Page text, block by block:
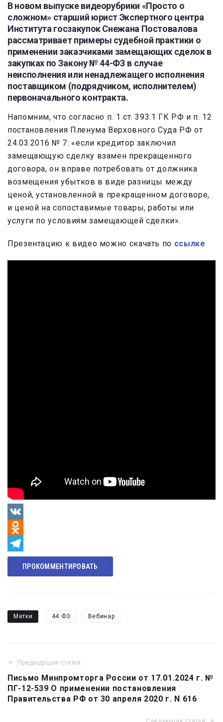
В новом выпуске видеорубрики «Просто о
сложном» старший юрист Экспертного центра
Института госзакупок Снежана Постовалова
рассматривает примеры судебной практики о
применении заказчиками замещающих сделок в
закупках по Закону № 44-ФЗ в случае
неисполнения или ненадлежащего исполнения
поставщиком (подрядчиком, исполнителем)
первоначального контракта.
Напомним, что согласно п. 1 ст. 393.1 ГК РФ и п. 12
постановления Пленума Верховного Суда РФ от
24.03.2016 № 7: «если кредитор заключил
замещающую сделку взамен прекращенного
договора, он вправе потребовать от должника
возмещения убытков в виде разницы между
ценой, установленной в прекращенном договоре,
и ценой на сопоставимые товары, работы или
услуги по условиям замещающей сделки».
Презентацию к видео можно скачать по ссылке
VK
Odnoklassniki
Telegram
ПРОКОММЕНТИРОВАТЬ
Метки 44 ФЗ Вебинар
Навигация
по
записям
Предыдущая статья
Письмо Минпромторга России от 17.01.2024 г. №
ПГ-12-539 О применении постановления
Правительства РФ от 30 апреля 2020 г. N 616